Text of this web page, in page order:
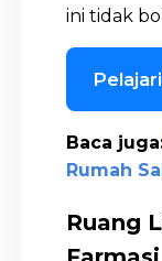
ini tidak
Baca
Rumah
Ruang